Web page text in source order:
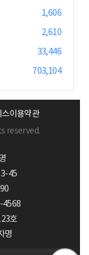
1,606
2,610
33,446
703,104
스이용약관
reserved.
45
4568
호
명